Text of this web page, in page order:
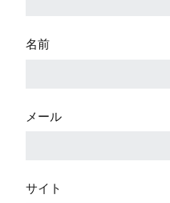
名前
メール
サイト